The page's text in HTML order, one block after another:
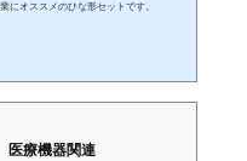
にオススメのひな形セットです。
医療機器関連